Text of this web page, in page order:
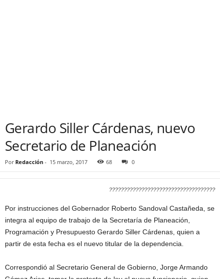
Gerardo Siller Cárdenas, nuevo
Secretario de Planeación
Por Redacción - 15 marzo, 2017 68 0
????????????????????????????????????
Por instrucciones del Gobernador Roberto Sandoval Castañeda, se
integra al equipo de trabajo de la Secretaría de Planeación,
Programación y Presupuesto Gerardo Siller Cárdenas, quien a
partir de esta fecha es el nuevo titular de la dependencia.
Correspondió al Secretario General de Gobierno, Jorge Armando